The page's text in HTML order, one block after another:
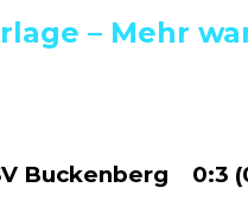
– Mehr
Buckenberg 0:3